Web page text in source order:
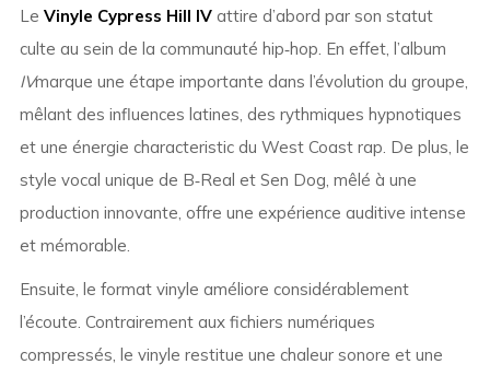
Le Vinyle Cypress Hill IVattire d’abord par son statut
culte au sein de la communauté hip‑hop. En effet, l’album
IVmarque une étape importante dans l’évolution du groupe,
mêlant des influences latines, des rythmiques hypnotiques
et une énergie characteristic du West Coast rap. De plus, le
style vocal unique de B‑Real et Sen Dog, mêlé à une
production innovante, offre une expérience auditive intense
et mémorable.
Ensuite, le format vinyle améliore considérablement
l’écoute. Contrairement aux fichiers numériques
compressés, le vinyle restitue une chaleur sonore et une